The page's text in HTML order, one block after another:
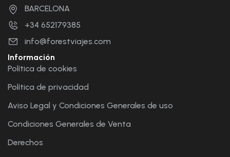
BARCELONA
+34 652179385
info@forestviajes.com
Información
Política de cookies
Política de privacidad
Aviso Legal y Condiciones Generales de uso
Condiciones Generales de Venta
Derechos